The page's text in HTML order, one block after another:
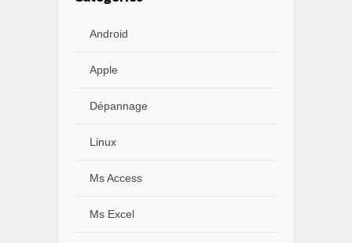
Android
Apple
Dépannage
Linux
Ms Access
Ms Excel